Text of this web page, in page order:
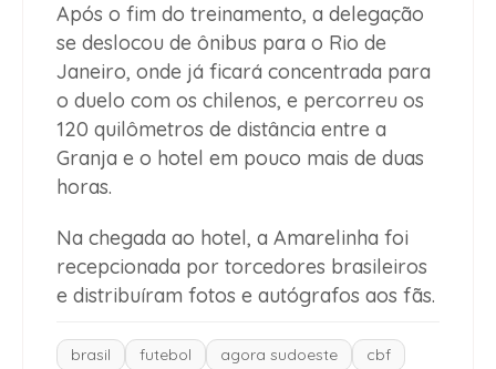
Após o fim do treinamento, a delegação
se deslocou de ônibus para o Rio de
Janeiro, onde já ficará concentrada para
o duelo com os chilenos, e percorreu os
120 quilômetros de distância entre a
Granja e o hotel em pouco mais de duas
horas.
Na chegada ao hotel, a Amarelinha foi
recepcionada por torcedores brasileiros
e distribuíram fotos e autógrafos aos fãs.
brasil futebol agora sudoeste
cbf